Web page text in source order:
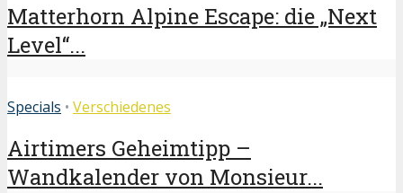
Matterhorn Alpine Escape: die „Next
Level“...
Specials • Verschiedenes
Airtimers Geheimtipp –
Wandkalender von Monsieur...